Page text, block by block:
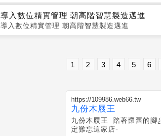
導入數位精實管理 朝高階智慧製造邁進
導入數位精實管理 朝高階智慧製造邁進
1 2 3 4 5 6
https://109986.web66.tw
九份木屐王
九份木屐王 踏著懷舊的腳
定難忘這家店-